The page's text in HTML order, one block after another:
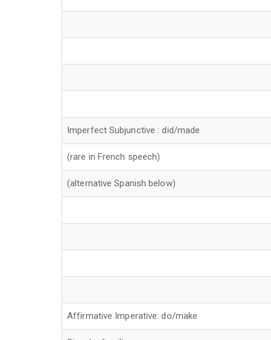
Imperfect Subjunctive : did/made
(rare in French speech)
(alternative Spanish below)
Affirmative Imperative: do/make